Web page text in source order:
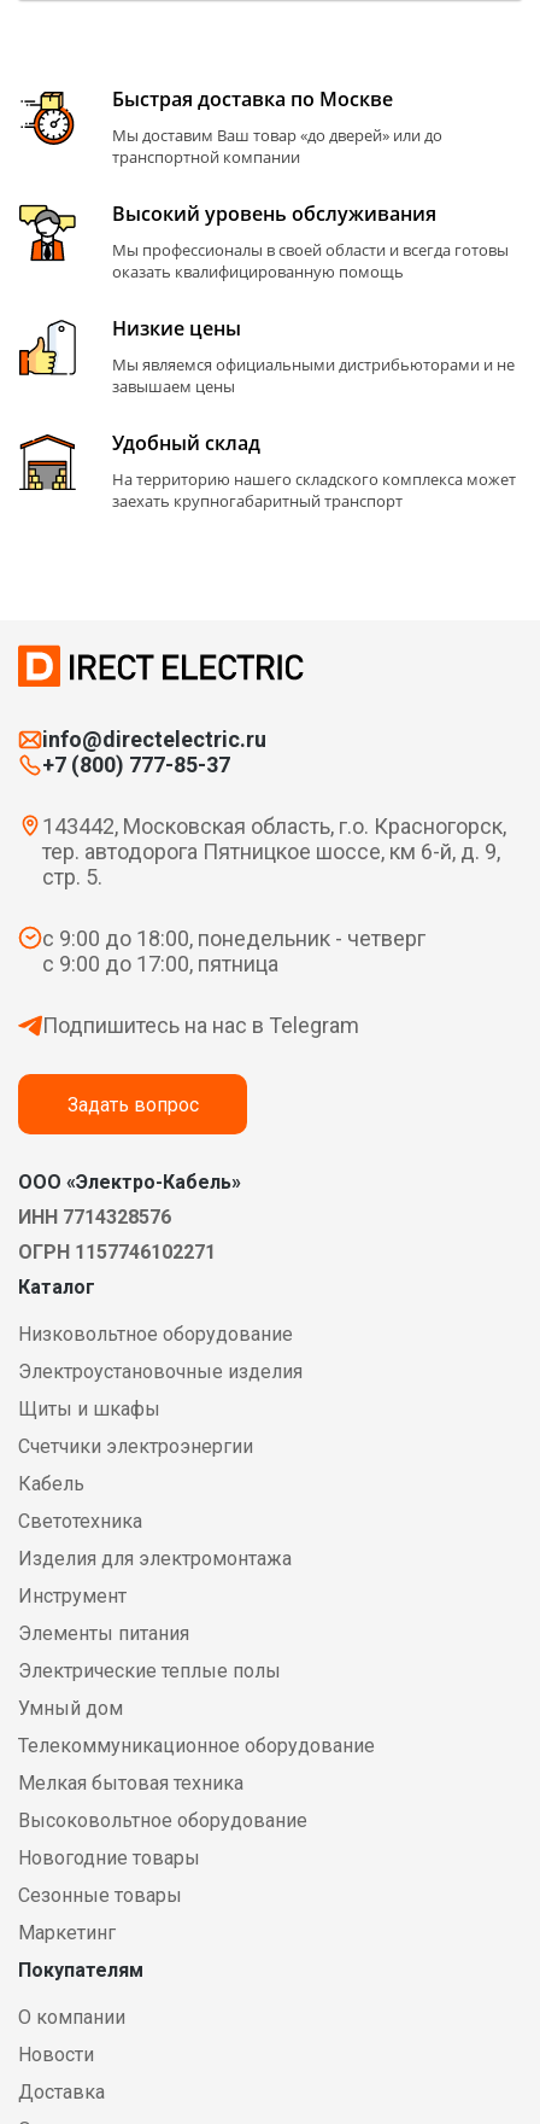
Быстрая доставка по Москве
Мы доставим Ваш товар «до дверей» или до
транспортной компании
Высокий уровень обслуживания
Мы профессионалы в своей области и всегда готовы
оказать квалифицированную помощь
Низкие цены
Мы являемся официальными дистрибьюторами и не
завышаем цены
Удобный склад
На территорию нашего складского комплекса может
заехать крупногабаритный транспорт
info@directelectric.ru
+7 (800) 777-85-37
143442, Московская область, г.о. Красногорск,
тер. автодорога Пятницкое шоссе, км 6-й, д. 9,
стр. 5.
с 9:00 до 18:00, понедельник - четверг
с 9:00 до 17:00, пятница
Подпишитесь на нас в Telegram
Задать вопрос
ООО «Электро-Кабель»
ИНН 7714328576
ОГРН 1157746102271
Каталог
Низковольтное оборудование
Электроустановочные изделия
Щиты и шкафы
Счетчики электроэнергии
Кабель
Светотехника
Изделия для электромонтажа
Инструмент
Элементы питания
Электрические теплые полы
Умный дом
Телекоммуникационное оборудование
Мелкая бытовая техника
Высоковольтное оборудование
Новогодние товары
Сезонные товары
Маркетинг
Покупателям
О компании
Новости
Доставка